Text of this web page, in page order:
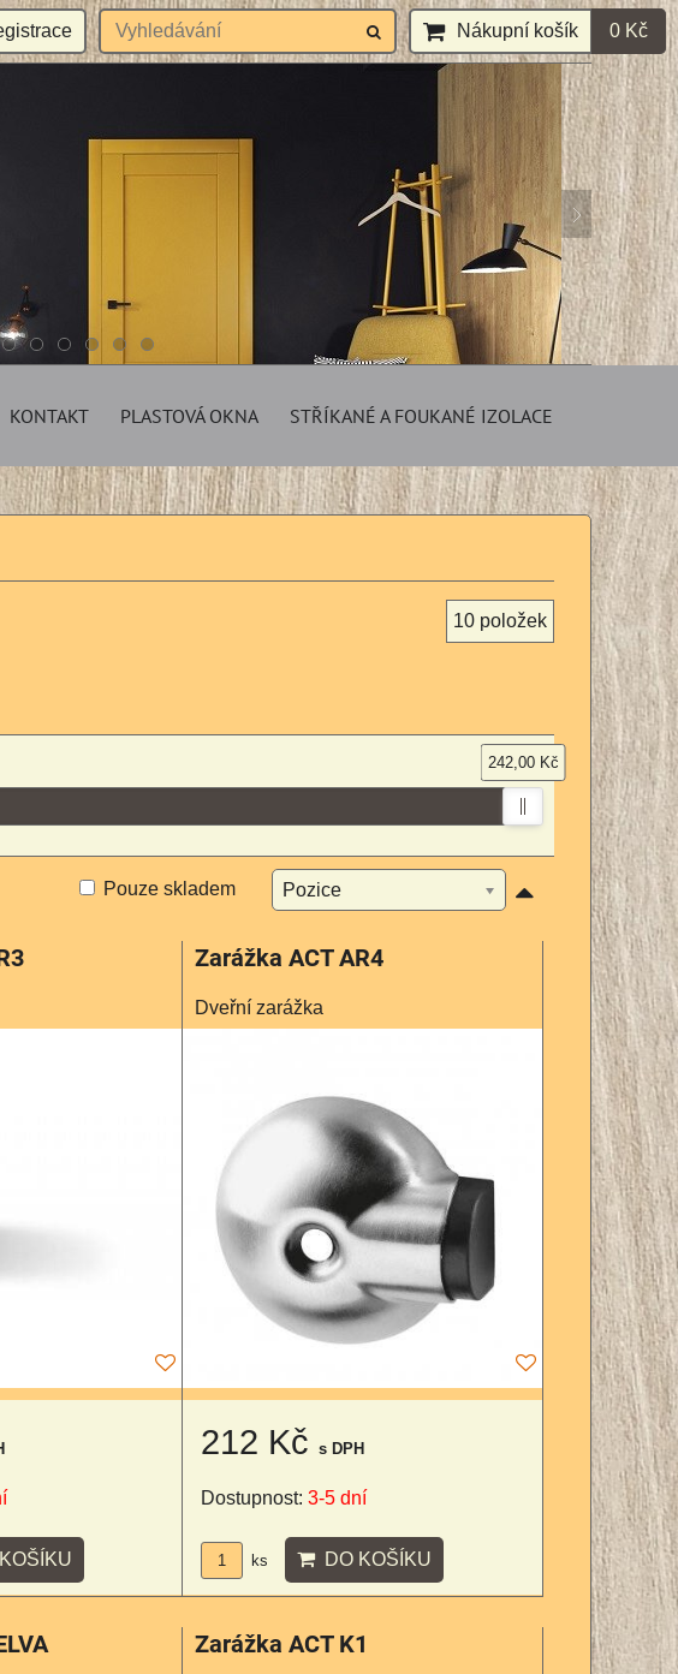
Nákupní košík 0 Kč
KONTAKT PLASTOVÁ OKNA STŘÍKANÉ A FOUKANÉ IZOLACE
10 položek
242,00 Kč
Pozice
Pouze skladem
Zarážka ACT AR4
Dveřní zarážka
212 Kčs DPH
Dostupnost:3-5 dní
ks DO KOŠÍKU
Zarážka ACT K1